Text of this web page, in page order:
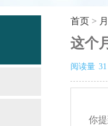
首页 >
这个
阅读量 31
你